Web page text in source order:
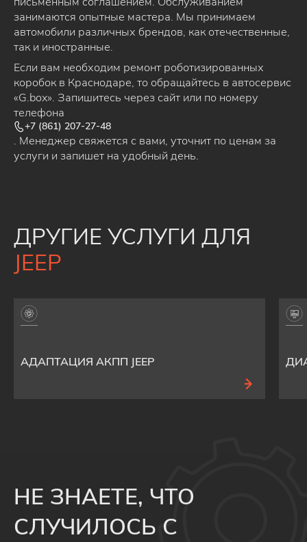
занимаются опытные мастера. Мы принимаем
автомобили различных брендов, как отечественные,
так и иностранные.
Если вам необходим ремонт роботизированных
коробок в Краснодаре, то обращайтесь в автосервис
«G.box». Запишитесь через сайт или по номеру
телефона
+7 (861) 207-27-48
. Менеджер свяжется с вами, уточнит по ценам за
услуги и запишет на удобный день.
ДРУГИЕ УСЛУГИ ДЛЯ
JEEP
АДАПТАЦИЯ АКПП JEEP
НЕ ЗНАЕТЕ, ЧТО
СЛУЧИЛОСЬ С